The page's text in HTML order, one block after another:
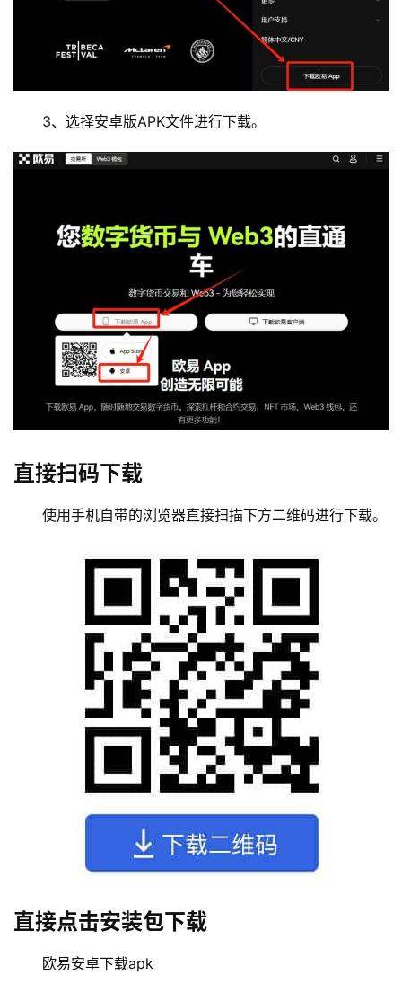
3、选择安卓版APK文件进行下载。
直接扫码下载
使用手机自带的浏览器直接扫描下方二维码进行下载。
直接点击安装包下载
欧易安卓下载apk